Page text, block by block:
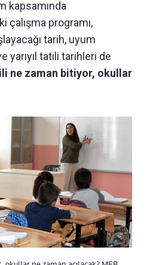
kapsamında
çalışma programı,
tarih, uyum
yarıyıl tatili tarihleri de
ne zaman bitiyor, okullar